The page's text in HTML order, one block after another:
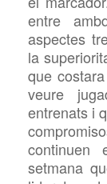
entre
aspectes
la
que
veure
entrenats i
continuen
setmana